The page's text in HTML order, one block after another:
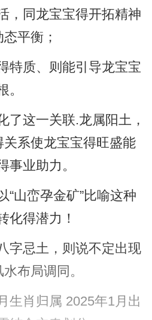
，同龙宝宝得开拓精神
平衡；
特质、则能引导龙宝宝
。
了这一关联.龙属阳土，
系使龙宝宝得旺盛能
事业助力。
“山峦孕金矿”比喻这种
化得潜力！
字忌土，则说不定出现
布局调同。
生肖归属 2025年1月出